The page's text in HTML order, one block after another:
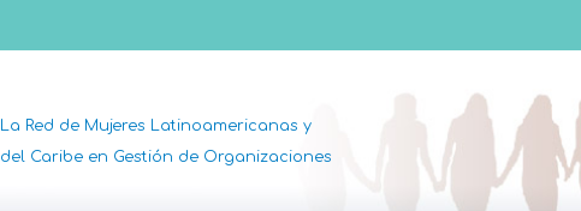
La Red de Mujeres Latinoamericanas y
del Caribe en Gestión de Organizaciones